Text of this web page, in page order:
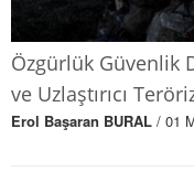
Özgürlük Güvenlik
ve Uzlaştırıcı
Erol Başaran BURAL / 01